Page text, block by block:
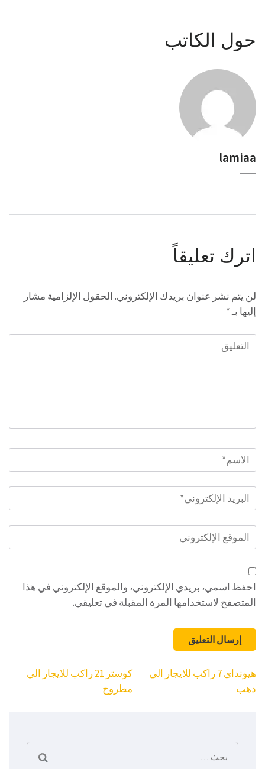
حول الكاتب
lamiaa
اترك تعليقاً
لن يتم نشر عنوان بريدك الإلكتروني. الحقول الإلزامية مشار
إليها بـ*
التعليق
الاسم
البريد
الإلكتروني*
الموقع
الإلكتروني
احفظ اسمي، بريدي الإلكتروني، والموقع الإلكتروني في هذا
المتصفح لاستخدامها المرة المقبلة في تعليقي.
تصفّح
المقالات
كوستر 21 راكب للايجار الي
مطروح
هيونداى 7 راكب للايجار الي
دهب
البحث